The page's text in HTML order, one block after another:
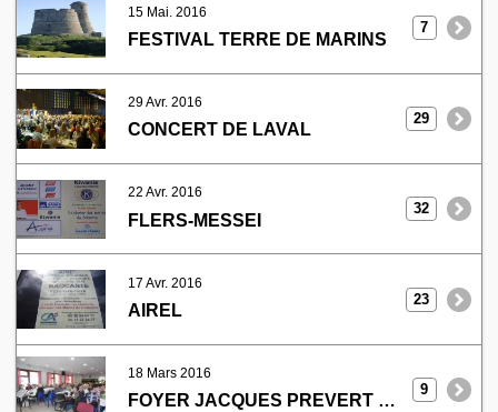
15 Mai. 2016
FESTIVAL TERRE DE MARINS
7
29 Avr. 2016
CONCERT DE LAVAL
29
22 Avr. 2016
FLERS-MESSEI
32
17 Avr. 2016
AIREL
23
18 Mars 2016
FOYER JACQUES PREVERT OCTEVILLE
9